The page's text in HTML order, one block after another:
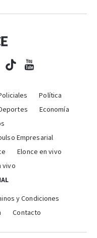
Política
Economía
Empresarial
Elonce en vivo
vivo
y Condiciones
Contacto